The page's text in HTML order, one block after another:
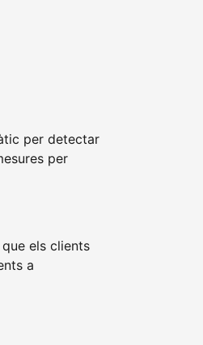
per detectar
per
els clients
a